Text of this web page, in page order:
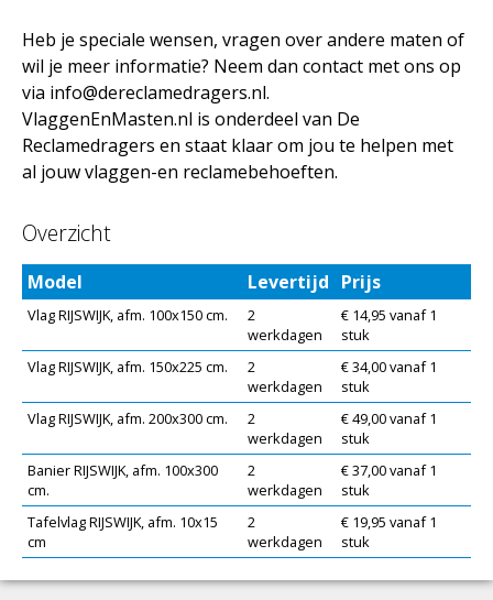
Heb je speciale wensen, vragen over andere maten of
wil je meer informatie? Neem dan contact met ons op
via info@dereclamedragers.nl.
VlaggenEnMasten.nl is onderdeel van De
Reclamedragers en staat klaar om jou te helpen met
al jouw vlaggen-en reclamebehoeften.
Overzicht
Model Levertijd Prijs
Vlag RIJSWIJK, afm. 100x150 cm.
2
werkdagen
€ 14,95 vanaf 1
stuk
Vlag RIJSWIJK, afm. 150x225 cm.
2
werkdagen
€ 34,00 vanaf 1
stuk
Vlag RIJSWIJK, afm. 200x300 cm.
2
werkdagen
€ 49,00 vanaf 1
stuk
Banier RIJSWIJK, afm. 100x300
cm.
2
werkdagen
€ 37,00 vanaf 1
stuk
Tafelvlag RIJSWIJK, afm. 10x15
cm
2
werkdagen
€ 19,95 vanaf 1
stuk